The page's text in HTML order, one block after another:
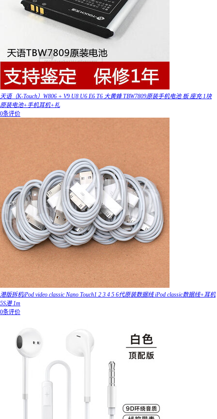
天语（K-Touch）W806 + V9 U8 U6 E6 T6 大黄蜂 TBW7809原装手机电池 板 座充 1块
原装电池+手机耳机+礼
0条评价
港版拆机iPod video classic Nano Touch1 2 3 4 5 6代原装数据线 iPod classic数据线+耳机
5S港 1m
0条评价